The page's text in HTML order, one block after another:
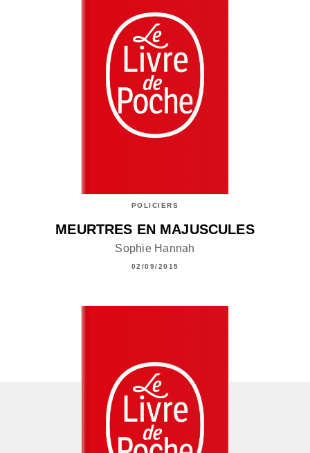
POLICIERS
MEURTRES EN MAJUSCULES
Sophie Hannah
02/09/2015